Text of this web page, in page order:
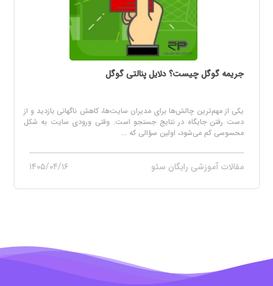
جریمه گوگل چیست؟ دلایل پنالتی گوگل
یکی از مهم‌ترین چالش‌ها برای مدیران سایت‌ها، کاهش ناگهانی بازدید و از
دست رفتن جایگاه در نتایج جستجو است. وقتی ورودی سایت به شکل
محسوسی کم می‌شود، اولین سؤالی که ...
مقالات آموزشی رایگان سئو ۱۴۰۵/۰۴/۱۶